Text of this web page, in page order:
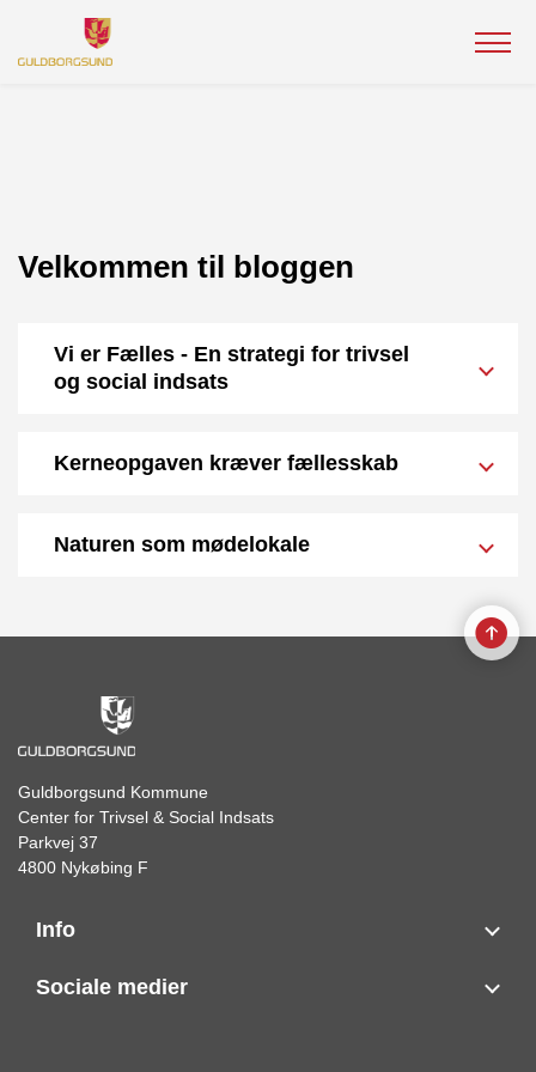
Velkommen til bloggen
Vi er Fælles - En strategi for trivsel
og social indsats
Kerneopgaven kræver fællesskab
Naturen som mødelokale
Guldborgsund Kommune
Center for Trivsel & Social Indsats
Parkvej 37
4800 Nykøbing F
Info
Sociale medier